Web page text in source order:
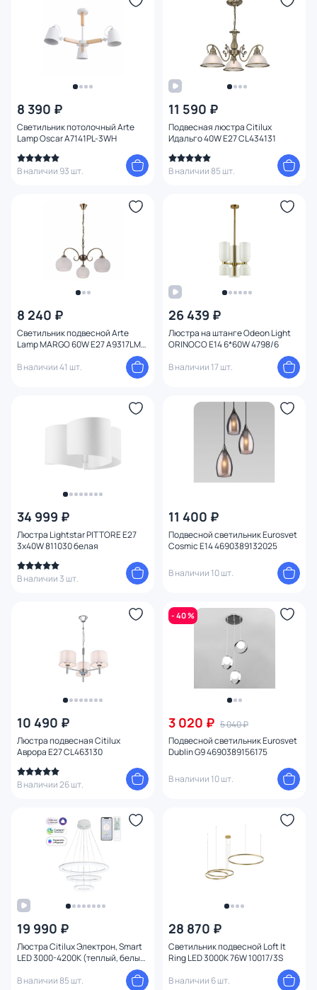
8 390 ₽
Светильник потолочный Arte
Lamp Oscar A7141PL-3WH
В наличии 93 шт.
11 590 ₽
Подвесная люстра Citilux
Идальго 40W E27 CL434131
В наличии 85 шт.
8 240 ₽
Светильник подвесной Arte
Lamp MARGO 60W E27 A9317LM-
В наличии 41 шт.
26 439 ₽
Люстра на штанге Odeon Light
ORINOCO E14 6*60W 4798/6
В наличии 17 шт.
34 999 ₽
Люстра Lightstar PITTORE E27
3х40W 811030 белая
В наличии 3 шт.
11 400 ₽
Подвесной светильник Eurosvet
Cosmic E14 4690389132025
В наличии 10 шт.
10 490 ₽
Люстра подвесная Citilux
Аврора E27 CL463130
В наличии 26 шт.
- 40 %
3 020 ₽ 5 040 ₽
Подвесной светильник Eurosvet
Dublin G9 4690389156175
В наличии 10 шт.
19 990 ₽
Люстра Citilux Электрон, Smart
LED 3000-4200К (теплый, белый)
В наличии 85 шт.
28 870 ₽
Светильник подвесной Loft It
Ring LED 3000K 76W 10017/3S
В наличии 6 шт.
Цвет арматуры
Цвет плафона
Размер
Высота (мм)
Диаметр (мм)
Глубина (мм)
Количество ламп
Вид лампы
Тип помещения
Назначение
Форма
Количество колец
Вид рассеивателя
Форма плафона
Количество плафонов
Оформление
Функции
Комплектация
Поверхность
Способ крепления
Степень пыле-влагозащиты
Тема